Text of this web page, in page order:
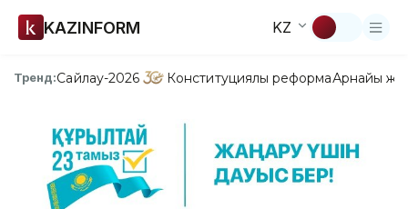
KAZINFORM KZ
Тренд:Сайлау-2026 Конституциялық реформаАрнайы